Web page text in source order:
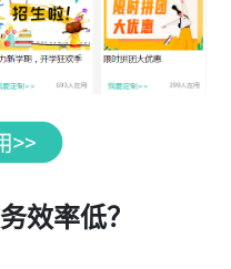
效率低？